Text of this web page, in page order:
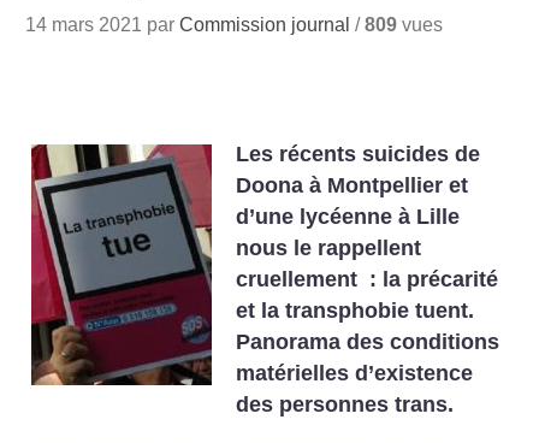
14 mars 2021 parCommission journal /809 vues
Les récents suicides de
Doona à Montpellier et
d’une lycéenne à Lille
nous le rappellent
cruellement : la précarité
et la transphobie tuent.
Panorama des conditions
matérielles d’existence
des personnes trans.